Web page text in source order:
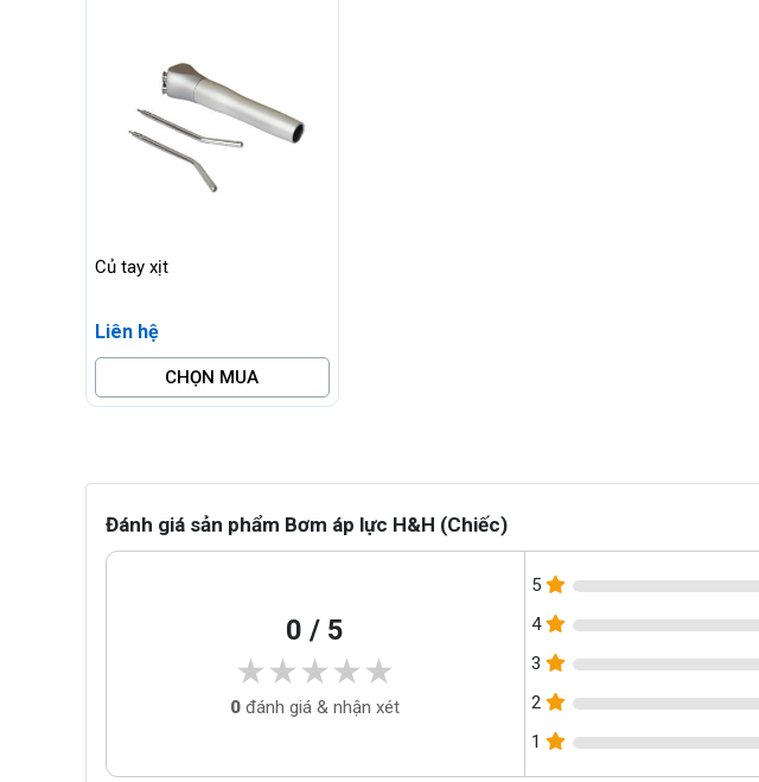
Củ tay xịt
Liên hệ
CHỌN MUA
Đánh giá sản phẩm Bơm áp lực H&H (Chiếc)
0 / 5
★★★★★
★★★★★
0 đánh giá & nhận xét
5
4
3
2
1